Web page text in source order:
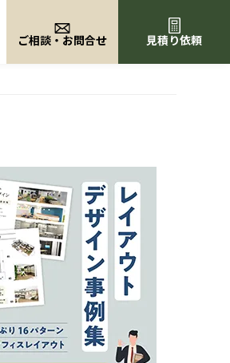
ご相談・お問合せ 見積り依頼